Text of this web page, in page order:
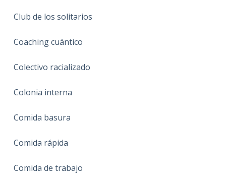
Club de los solitarios
Coaching cuántico
Colectivo racializado
Colonia interna
Comida basura
Comida rápida
Comida de trabajo